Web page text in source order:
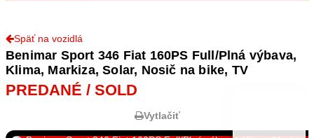
Späť na vozidlá
Benimar Sport 346 Fiat 160PS Full/Plná výbava,
Klima, Markiza, Solar, Nosič na bike, TV
PREDANÉ / SOLD
Vytlačiť